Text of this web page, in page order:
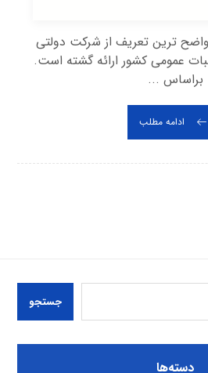
ترین تعریف از شرکت دولتی
محاسبات عمومی کشور ارائه گشته است.
براساس ...
ادامه مطلب
جستجو
دسته‌ها